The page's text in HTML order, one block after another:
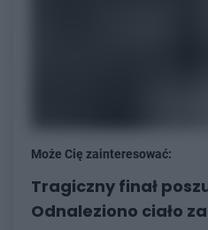
Może Cię zainteresować:
Tragiczny finał
Odnaleziono ciało